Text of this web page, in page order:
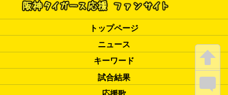
トップページ
ニュース
キーワード
試合結果